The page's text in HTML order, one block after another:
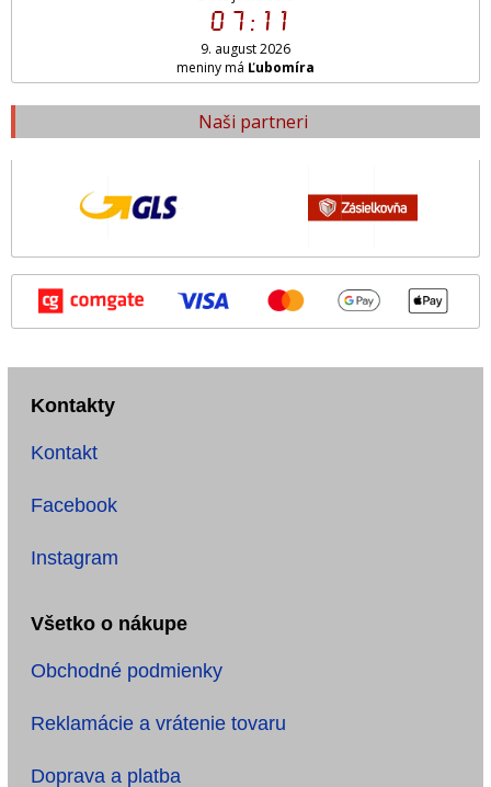
07:11
9. august 2026
meniny má Ľubomíra
Naši partneri
Kontakty
Kontakt
Facebook
Instagram
Všetko o nákupe
Obchodné podmienky
Reklamácie a vrátenie tovaru
Doprava a platba